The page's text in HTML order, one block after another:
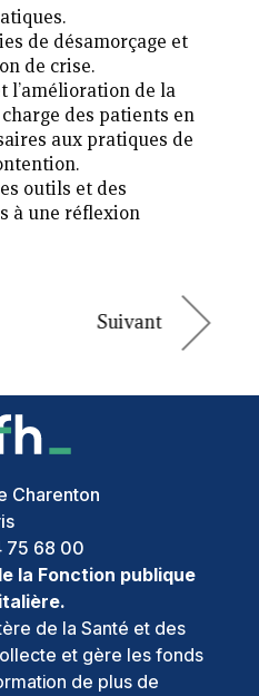
de désamorçage et
de crise.
l’amélioration de la
des patients en
aux pratiques de
outils et des
à une réflexion
Charenton
75 68 00
la Fonction publique
de la Santé et des
et gère les fonds
de plus de